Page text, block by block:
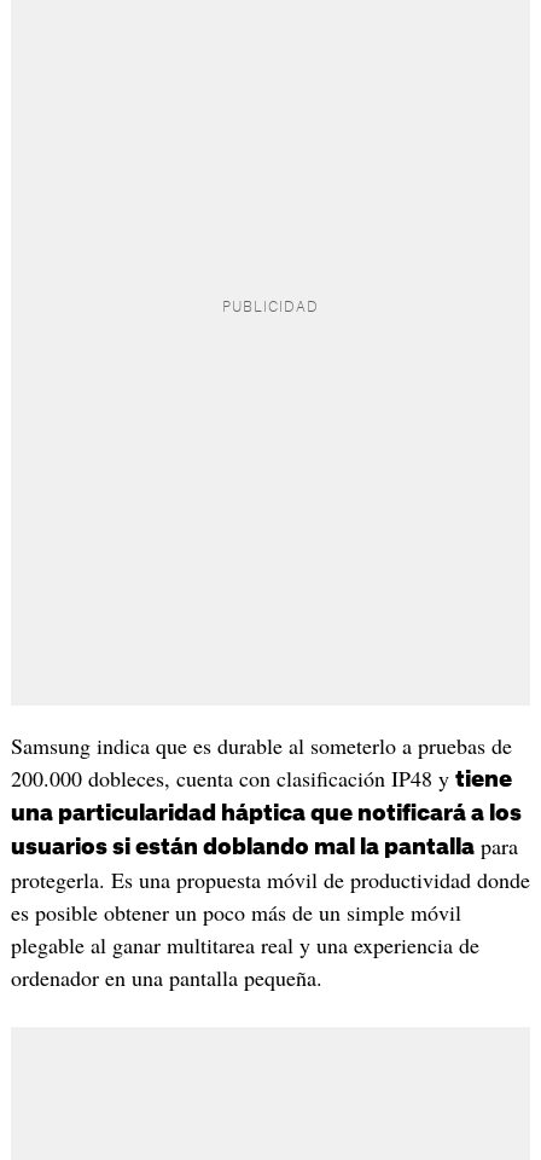
Samsung indica que es durable al someterlo a pruebas de
200.000 dobleces, cuenta con clasificación IP48 y tiene
una particularidad háptica que notificará a los
usuarios si están doblando mal la pantallapara
protegerla. Es una propuesta móvil de productividad donde
es posible obtener un poco más de un simple móvil
plegable al ganar multitarea real y una experiencia de
ordenador en una pantalla pequeña.